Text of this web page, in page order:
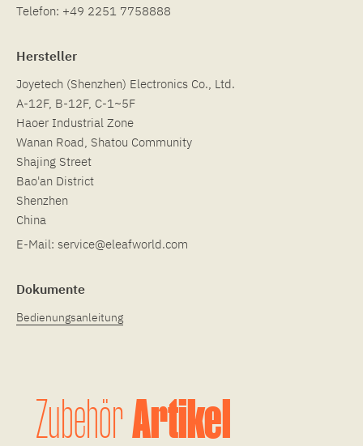
Telefon: +49 2251 7758888
Hersteller
Joyetech (Shenzhen) Electronics Co., Ltd.
A-12F, B-12F, C-1~5F
Haoer Industrial Zone
Wanan Road, Shatou Community
Shajing Street
Bao'an District
Shenzhen
China
E-Mail: service@eleafworld.com
Dokumente
Bedienungsanleitung
ZubehörArtikel